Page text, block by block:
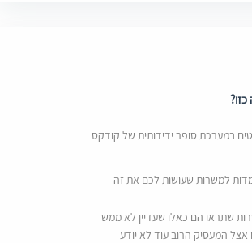
במערכת סופר ידידותית של קודקס
למשרות שעושות לכם את זה
שתראו הם כאלו שעדיין לא ממש
אצל המעסיק הרוב עוד לא יודע